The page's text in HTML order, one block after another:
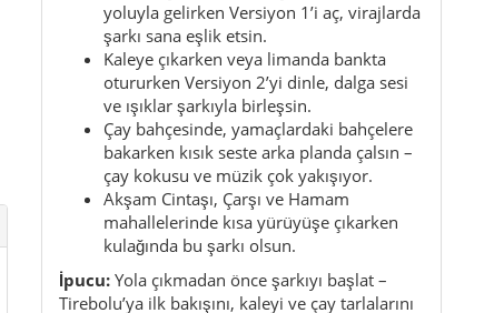
yoluyla gelirken Versiyon 1’i aç, virajlarda
şarkı sana eşlik etsin.
Kaleye çıkarken veya limanda bankta
otururken Versiyon 2’yi dinle, dalga sesi
ve ışıklar şarkıyla birleşsin.
Çay bahçesinde, yamaçlardaki bahçelere
bakarken kısık seste arka planda çalsın –
çay kokusu ve müzik çok yakışıyor.
Akşam Cintaşı, Çarşı ve Hamam
mahallelerinde kısa yürüyüşe çıkarken
kulağında bu şarkı olsun.
İpucu: Yola çıkmadan önce şarkıyı başlat –
Tirebolu’ya ilk bakışını, kaleyi ve çay tarlalarını